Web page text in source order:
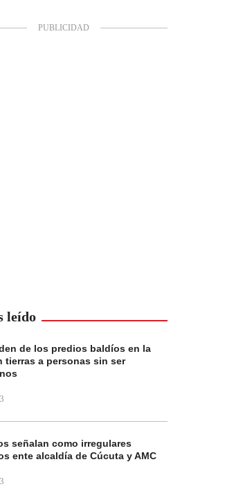
leído
de los predios baldíos en la
tierras a personas sin ser
señalan como irregulares
ente alcaldía de Cúcuta y AMC